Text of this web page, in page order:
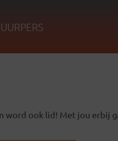
word ook lid! Met jou erbij